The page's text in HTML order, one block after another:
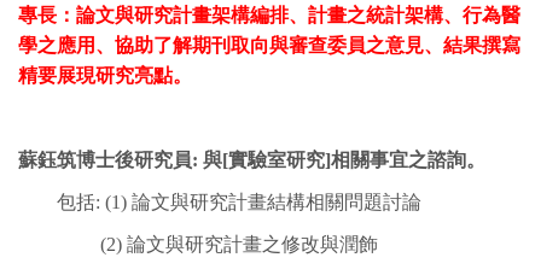
專長：論文與研究計畫架構編排、計畫之統計架構、行為醫
學之應用、協助了解期刊取向與審查委員之意見、結果撰寫
精要展現研究亮點。
蘇鈺筑博士後研究員: 與[實驗室研究]相關事宜之諮詢。
包括: (1) 論文與研究計畫結構相關問題討論
(2) 論文與研究計畫之修改與潤飾